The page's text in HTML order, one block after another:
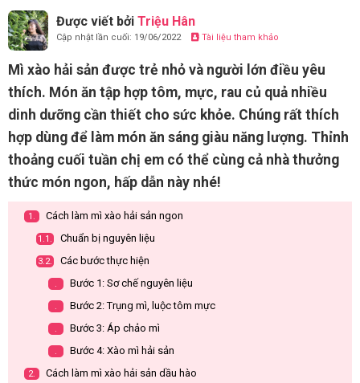
Được viết bởi Triệu Hân
Cập nhật lần cuối: 19/06/2022 Tài liệu tham khảo
Mì xào hải sản được trẻ nhỏ và người lớn điều yêu
thích. Món ăn tập hợp tôm, mực, rau củ quả nhiều
dinh dưỡng cần thiết cho sức khỏe. Chúng rất thích
hợp dùng để làm món ăn sáng giàu năng lượng. Thỉnh
thoảng cuối tuần chị em có thể cùng cả nhà thưởng
thức món ngon, hấp dẫn này nhé!
1. Cách làm mì xào hải sản ngon
1.1. Chuẩn bị nguyên liệu
3.2. Các bước thực hiện
. Bước 1: Sơ chế nguyên liệu
. Bước 2: Trụng mì, luộc tôm mực
. Bước 3: Áp chảo mì
. Bước 4: Xào mì hải sản
2. Cách làm mì xào hải sản dầu hào